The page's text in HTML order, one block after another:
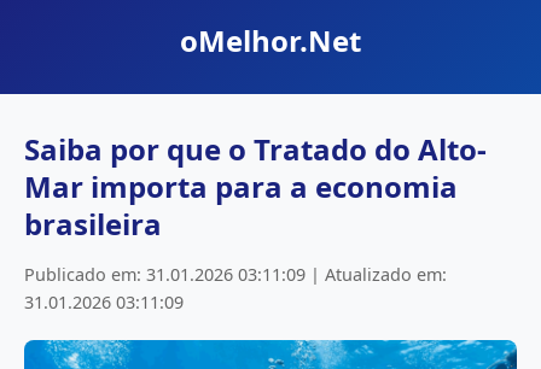
oMelhor.Net
Saiba por que o Tratado do Alto-
Mar importa para a economia
brasileira
Publicado em: 31.01.2026 03:11:09 | Atualizado em:
31.01.2026 03:11:09